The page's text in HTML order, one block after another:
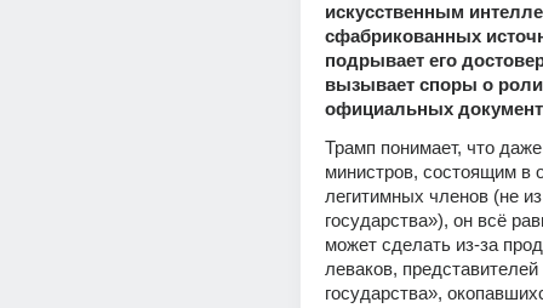
искусственным
сфабрикованных
подрывает его
вызывает споры о
официальных
Трамп понимает, что
министров, состоящим в
легитимных членов (не
государства»), он всё
может сделать из-за
леваков, представителей
государства»,